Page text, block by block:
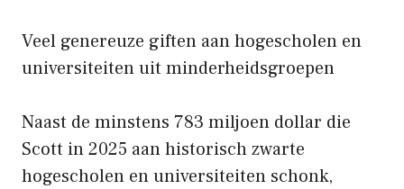
Veel genereuze giften aan hogescholen en
universiteiten uit minderheidsgroepen
Naast de minstens 783 miljoen dollar die
Scott in 2025 aan historisch zwarte
hogescholen en universiteiten schonk,